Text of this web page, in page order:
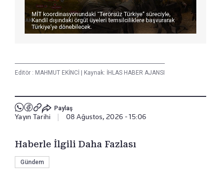
Editör : MAHMUT EKİNCİ Kaynak: İHLAS HABER AJANSI
Paylaş
Yayın Tarihi 08 Ağustos, 2026 - 15:06
Haberle İlgili Daha Fazlası
Gündem